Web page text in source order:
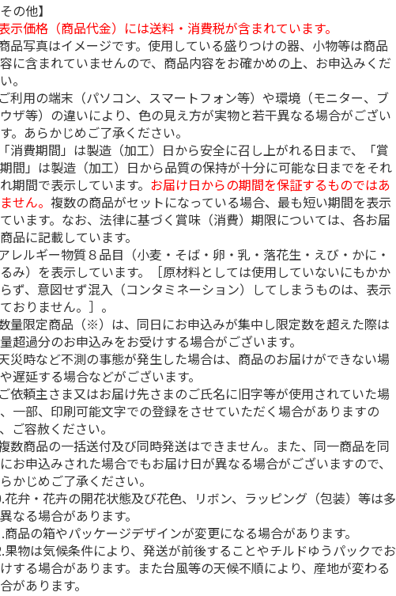
その他】
示価格（商品代金）には送料・消費税が含まれています。
品写真はイメージです。使用している盛りつけの器、小物等は商品
に含まれていませんので、商品内容をお確かめの上、お申込みくだ
。
利用の端末（パソコン、スマートフォン等）や環境（モニター、ブ
ザ等）の違いにより、色の見え方が実物と若干異なる場合がござい
。あらかじめご了承ください。
消費期間」は製造（加工）日から安全に召し上がれる日まで、「賞
間」は製造（加工）日から品質の保持が十分に可能な日までをそれ
期間で表示しています。 お届け日からの期間を保証するものではあ
せん。複数の商品がセットになっている場合、最も短い期間を表示
います。なお、法律に基づく賞味（消費）期限については、各お届
品に記載しています。
レルギー物質８品目（小麦・そば・卵・乳・落花生・えび・かに・
み）を表示しています。［原材料としては使用していないにもかか
ず、意図せず混入（コンタミネーション）してしまうものは、表示
おりません。］。
量限定商品（※）は、同日にお申込みが集中し限定数を超えた際は
超過分のお申込みをお受けする場合がございます。
災時など不測の事態が発生した場合は、商品のお届けができない場
遅延する場合などがございます。
依頼主さま又はお届け先さまのご氏名に旧字等が使用されていた場
一部、印刷可能文字での登録をさせていただく場合がありますの
ご容赦ください。
数商品の一括送付及び同時発送はできません。また、同一商品を同
お申込みされた場合でもお届け日が異なる場合がございますので、
かじめご了承ください。
花弁・花卉の開花状態及び花色、リボン、ラッピング（包装）等は多
なる場合があります。
商品の箱やパッケージデザインが変更になる場合があります。
果物は気候条件により、発送が前後することやチルドゆうパックでお
する場合があります。また台風等の天候不順により、産地が変わる
があります。